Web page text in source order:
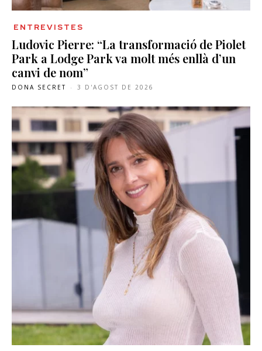
ENTREVISTES
Ludovic Pierre: “La transformació de Piolet
Park a Lodge Park va molt més enllà d’un
canvi de nom”
DONA SECRET - 3 D'AGOST DE 2026